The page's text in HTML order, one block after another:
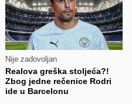
Nije zadovoljan
Realova greška stoljeća?!
Zbog jedne rečenice Rodri
ide u Barcelonu